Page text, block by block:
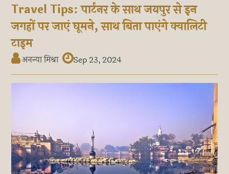
Travel Tips: पार्टनर के साथ जयपुर से इन
जगहों पर जाएं घूमने, साथ बिता पाएंगे क्वालिटी
टाइम
अनन्या मिश्रा Sep 23, 2024